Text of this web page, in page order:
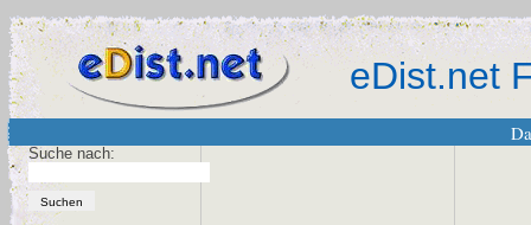
eDist.net
Suche nach: